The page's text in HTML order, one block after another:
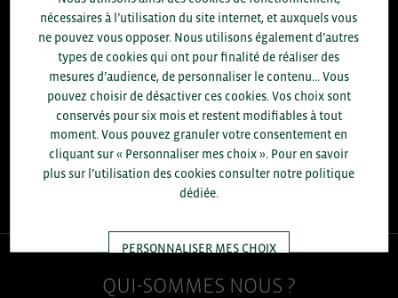
ACCOMPAGNEMENTS RÉALISÉS EN 2025
développement commercial, conseils réglementaires, réunions
d'information....
+1.700 ENTREPRISES DIFFÉRENTES
accompagnées par notre équipe en 2025
96 % D'ENTREPRISES SATISFAITES
enquête réalisée auprès de 300 entreprises
QUI-SOMMES NOUS ?
nécessaires à l’utilisation du site internet, et auxquels vous
ne pouvez vous opposer. Nous utilisons également d’autres
types de cookies qui ont pour finalité de réaliser des
mesures d’audience, de personnaliser le contenu... Vous
pouvez choisir de désactiver ces cookies. Vos choix sont
conservés pour six mois et restent modifiables à tout
moment. Vous pouvez granuler votre consentement en
cliquant sur « Personnaliser mes choix ». Pour en savoir
plus sur l’utilisation des cookies consulter notre politique
dédiée.
PERSONNALISER MES CHOIX